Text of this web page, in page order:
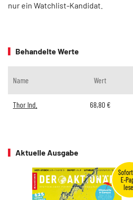
nur ein Watchlist-Kandidat.
Behandelte Werte
Name Wert
Thor Ind. 68,80€
Aktuelle Ausgabe